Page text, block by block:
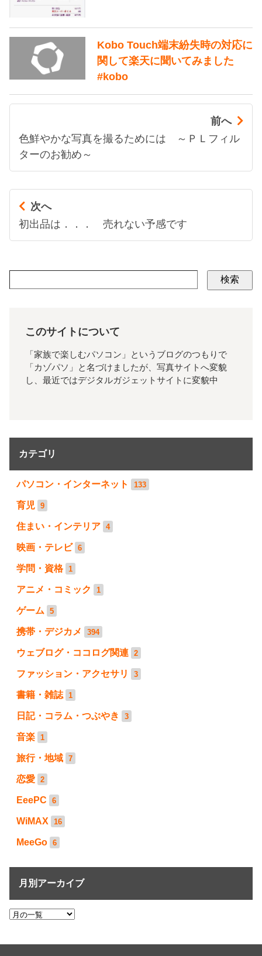
Kobo Touch端末紛失時の対応に
関して楽天に聞いてみました
#kobo
前へ
色鮮やかな写真を撮るためには ～ＰＬフィル
ターのお勧め～
次へ
初出品は．．． 売れない予感です
検索
このサイトについて
「家族で楽しむパソコン」というブログのつもりで
「カゾパソ」と名づけましたが、写真サイトへ変貌
し、最近ではデジタルガジェットサイトに変貌中
カテゴリ
パソコン・インターネット 133
育児 9
住まい・インテリア 4
映画・テレビ 6
学問・資格 1
アニメ・コミック 1
ゲーム 5
携帯・デジカメ 394
ウェブログ・ココログ関連 2
ファッション・アクセサリ 3
書籍・雑誌 1
日記・コラム・つぶやき 3
音楽 1
旅行・地域 7
恋愛 2
EeePC 6
WiMAX 16
MeeGo 6
月別アーカイブ